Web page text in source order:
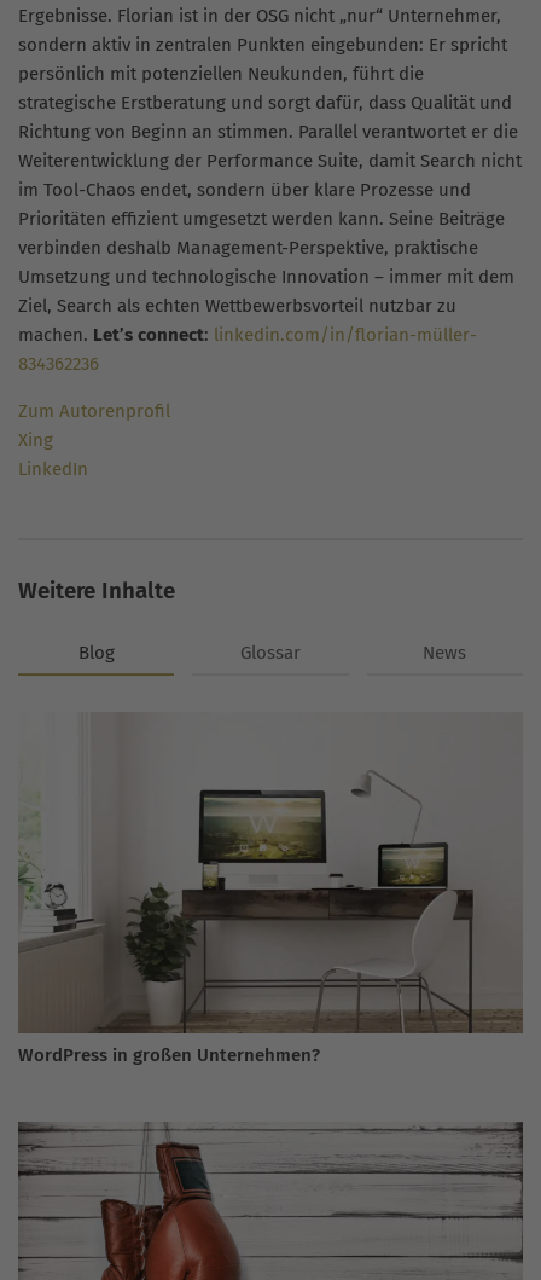
Ergebnisse. Florian ist in der OSG nicht „nur“ Unternehmer,
sondern aktiv in zentralen Punkten eingebunden: Er spricht
persönlich mit potenziellen Neukunden, führt die
strategische Erstberatung und sorgt dafür, dass Qualität und
Richtung von Beginn an stimmen. Parallel verantwortet er die
Weiterentwicklung der Performance Suite, damit Search nicht
im Tool-Chaos endet, sondern über klare Prozesse und
Prioritäten effizient umgesetzt werden kann. Seine Beiträge
verbinden deshalb Management-Perspektive, praktische
Umsetzung und technologische Innovation – immer mit dem
Ziel, Search als echten Wettbewerbsvorteil nutzbar zu
machen. Let’s connect: linkedin.com/in/florian-müller-
834362236
Zum Autorenprofil
Xing
LinkedIn
Weitere Inhalte
Blog Glossar News
WordPress in großen Unternehmen?